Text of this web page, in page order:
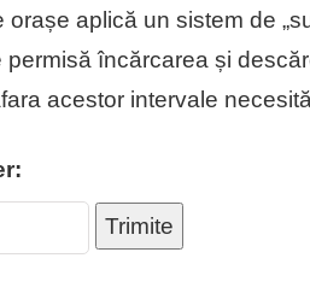
aplică un sistem de
încărcarea și
acestor intervale
Trimite